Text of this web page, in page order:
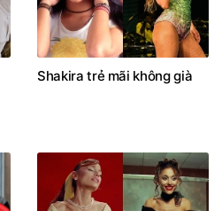
Shakira trẻ mãi không già